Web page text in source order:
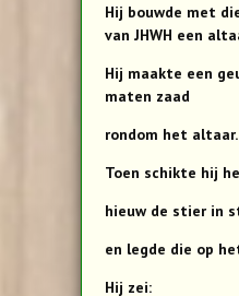
Hij bouwde met
van JHWH een
Hij maakte een
maten zaad
rondom het altaar.
Toen schikte hij
hieuw de stier in
en legde die op
Hij zei: